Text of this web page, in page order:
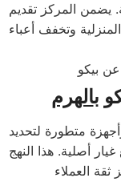
يضمن المركز تقديم
وتخفف أعباء
عن بيكو
بالهرم
متطورة لتحديد
أصلية. هذا النهج